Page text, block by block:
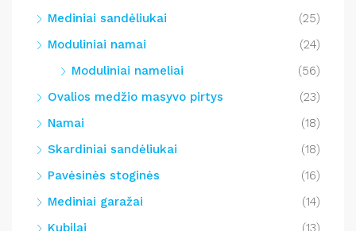
Mediniai sandėliukai
(25)
Moduliniai namai
(24)
Moduliniai nameliai
(56)
Ovalios medžio masyvo pirtys
(23)
Namai
(18)
Skardiniai sandėliukai
(18)
Pavėsinės stoginės
(16)
Mediniai garažai
(14)
Kubilai
(13)